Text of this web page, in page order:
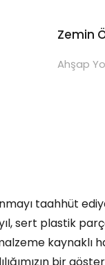
Zemin
Ahşap
taahhüt
sert plastik
kaynaklı